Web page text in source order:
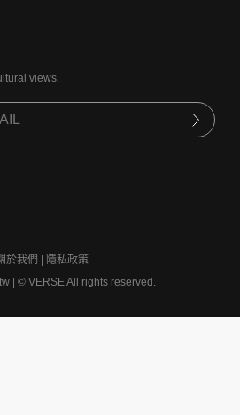
views.
於我們
隱私政策
© VERSE All rights reserved.